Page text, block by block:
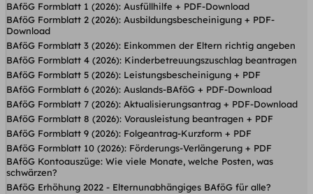
BAföG Formblatt 1 (2026): Ausfüllhilfe + PDF-Download
BAföG Formblatt 2 (2026): Ausbildungsbescheinigung + PDF-
Download
BAföG Formblatt 3 (2026): Einkommen der Eltern richtig angeben
BAföG Formblatt 4 (2026): Kinderbetreuungs­zuschlag beantragen
BAföG Formblatt 5 (2026): Leistungsbescheinigung + PDF
BAföG Formblatt 6 (2026): Auslands-BAföG + PDF-Download
BAföG Formblatt 7 (2026): Aktualisierungsantrag + PDF-Download
BAföG Formblatt 8 (2026): Vorausleistung beantragen + PDF
BAföG Formblatt 9 (2026): Folgeantrag-Kurzform + PDF
BAföG Formblatt 10 (2026): Förderungs-Verlängerung + PDF
BAföG Kontoauszüge: Wie viele Monate, welche Posten, was
schwärzen?
BAföG Erhöhung 2022 - Elternunabhängiges BAföG für alle?